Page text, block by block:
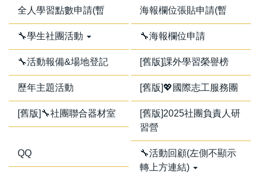
全人學習點數申請(暫 海報欄位張貼申請(暫
🔧學生社團活動 🔧海報欄位申請
🔧活動報備&場地登記 [舊版]課外學習榮譽榜
歷年主題活動 [舊版]💖國際志工服務團
[舊版]🔧社團聯合器材室
[舊版]2025社團負責人研
習營
QQ
🔧活動回顧(左側不顯示
轉上方連結)